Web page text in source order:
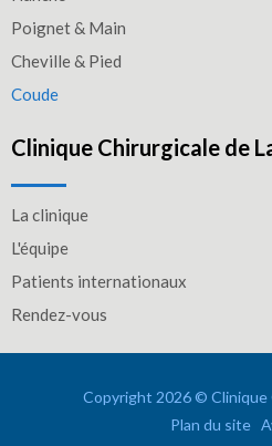
Poignet & Main
Cheville & Pied
Coude
Clinique Chirurgicale de
La clinique
L'équipe
Patients internationaux
Rendez-vous
Copyright 2026 © Clinique
Plan du site